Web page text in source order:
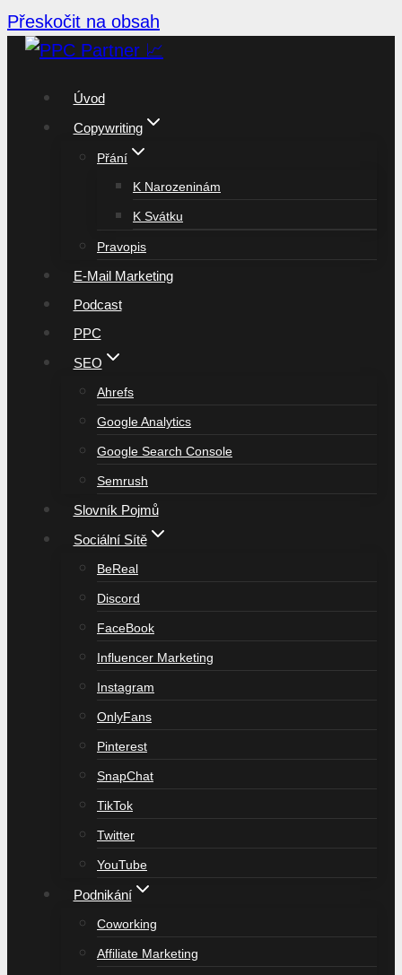
Přeskočit na obsah
Úvod
Copywriting
Přání
K Narozeninám
K Svátku
Pravopis
E-Mail Marketing
Podcast
PPC
SEO
Ahrefs
Google Analytics
Google Search Console
Semrush
Slovník Pojmů
Sociální Sítě
BeReal
Discord
FaceBook
Influencer Marketing
Instagram
OnlyFans
Pinterest
SnapChat
TikTok
Twitter
YouTube
Podnikání
Coworking
Affiliate Marketing